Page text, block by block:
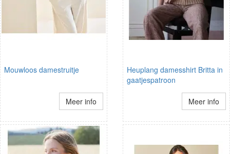
Mouwloos damestruitje
Meer info
Heuplang damesshirt Britta in
gaatjespatroon
Meer info